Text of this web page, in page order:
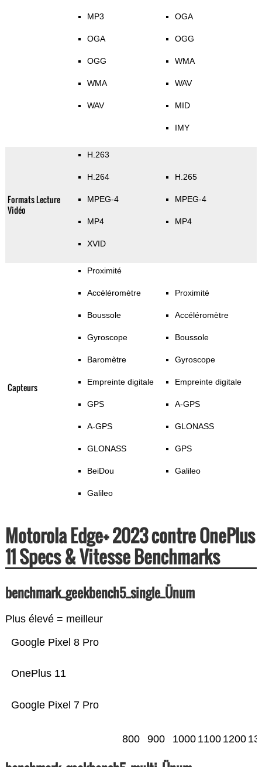
MP3
OGA
OGG
WMA
WAV
OGA
OGG
WMA
WAV
MID
IMY
Formats Lecture
Vidéo
H.263
H.264
MPEG-4
MP4
XVID
H.265
MPEG-4
MP4
Capteurs
Proximité
Accéléromètre
Boussole
Gyroscope
Baromètre
Empreinte digitale
GPS
A-GPS
GLONASS
BeiDou
Galileo
Proximité
Accéléromètre
Boussole
Gyroscope
Empreinte digitale
A-GPS
GLONASS
GPS
Galileo
Motorola Edge+ 2023 contre OnePlus
11 Specs & Vitesse Benchmarks
benchmark_geekbench5_single_Ünum
Plus élevé = meilleur
Google Pixel 7 Pro
OnePlus 11
Google Pixel 8 Pro
800 900 1000 1100 1200